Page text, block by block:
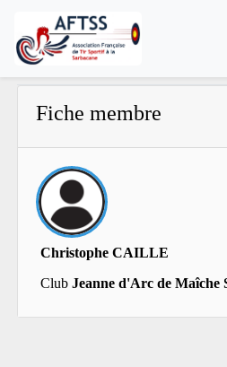
Fiche membre
Christophe CAILLE
Club Jeanne d'Arc de Maîche